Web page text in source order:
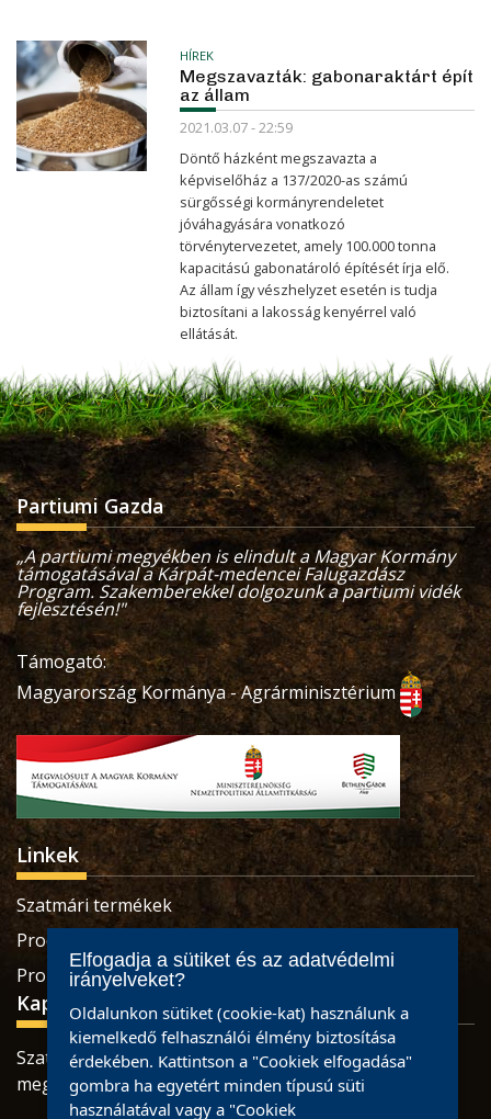
HÍREK
Megszavazták: gabonaraktárt épít
az állam
2021.03.07 - 22:59
Döntő házként megszavazta a
képviselőház a 137/2020-as számú
sürgősségi kormányrendeletet
jóváhagyására vonatkozó
törvénytervezetet, amely 100.000 tonna
kapacitású gabonatároló építését írja elő.
Az állam így vészhelyzet esetén is tudja
biztosítani a lakosság kenyérrel való
ellátását.
Partiumi Gazda
„A partiumi megyékben is elindult a Magyar Kormány
támogatásával a Kárpát-medencei Falugazdász
Program. Szakemberekkel dolgozunk a partiumi vidék
fejlesztésén!"
Támogató:
Magyarország Kormánya - Agrárminisztérium
Linkek
Szatmári termékek
Produse sătmărene
Pro Economica Alapítvány
Kapcsolat
Szatmárnémeti, Retezatului utca, 32 szám, Szatmár
megye
Elfogadja a sütiket és az adatvédelmi
irányelveket?
Oldalunkon sütiket (cookie-kat) használunk a
kiemelkedő felhasználói élmény biztosítása
érdekében. Kattintson a "Cookiek elfogadása"
gombra ha egyetért minden típusú süti
használatával vagy a "Cookiek